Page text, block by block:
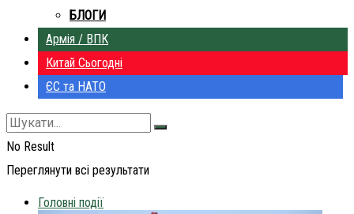
БЛОГИ
Армія / ВПК
Китай Сьогодні
ЄС та НАТО
No Result
Переглянути всі результати
Головні події